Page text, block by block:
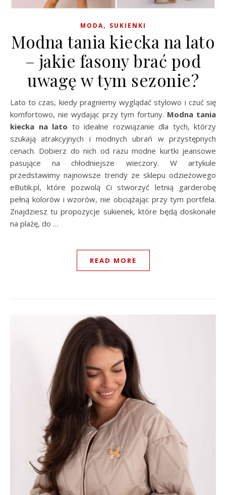
MODA, SUKIENKI
Modna tania kiecka na lato
– jakie fasony brać pod
uwagę w tym sezonie?
Lato to czas, kiedy pragniemy wyglądać stylowo i czuć się
komfortowo, nie wydając przy tym fortuny. Modna tania
kiecka na lato to idealne rozwiązanie dla tych, którzy
szukają atrakcyjnych i modnych ubrań w przystępnych
cenach. Dobierz do nich od razu modne kurtki jeansowe
pasujące na chłodniejsze wieczory. W artykule
przedstawimy najnowsze trendy ze sklepu odzieżowego
eButik.pl, które pozwolą Ci stworzyć letnią garderobę
pełną kolorów i wzorów, nie obciążając przy tym portfela.
Znajdziesz tu propozycje sukienek, które będą doskonałe
na plażę, do …
READ MORE